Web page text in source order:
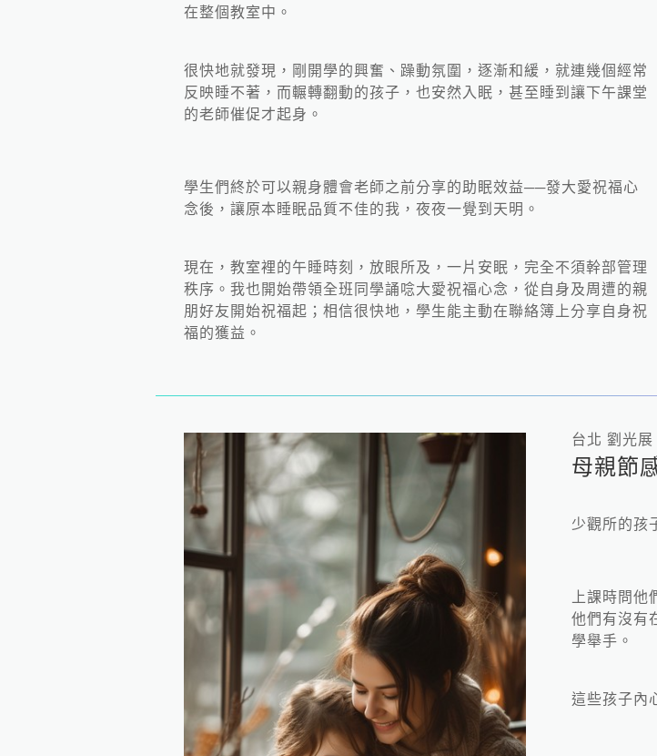
在整個教室中。
很快地就發現，剛開學的興奮、躁動氛圍，逐漸和緩，就連幾個經常
反映睡不著，而輾轉翻動的孩子，也安然入眠，甚至睡到讓下午課堂
的老師催促才起身。
學生們終於可以親身體會老師之前分享的助眠效益──發大愛祝福心
念後，讓原本睡眠品質不佳的我，夜夜一覺到天明。
現在，教室裡的午睡時刻，放眼所及，一片安眠，完全不須幹部管理
秩序。我也開始帶領全班同學誦唸大愛祝福心念，從自身及周遭的親
朋好友開始祝福起；相信很快地，學生能主動在聯絡簿上分享自身祝
福的獲益。
台北 劉光展
母親節
少觀所的孩
上課時問
他們有沒有
學舉手。
這些孩子內